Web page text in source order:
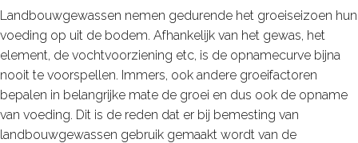
Landbouwgewassen nemen gedurende het groeiseizoen hun
voeding op uit de bodem. Afhankelijk van het gewas, het
element, de vochtvoorziening etc, is de opnamecurve bijna
nooit te voorspellen. Immers, ook andere groeifactoren
bepalen in belangrijke mate de groei en dus ook de opname
van voeding. Dit is de reden dat er bij bemesting van
landbouwgewassen gebruik gemaakt wordt van de